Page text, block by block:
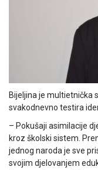
Bijeljina je multietnička
svakodnevno testira
– Pokušaji asimilacije
kroz školski sistem.
jednog naroda je sve
svojim djelovanjem